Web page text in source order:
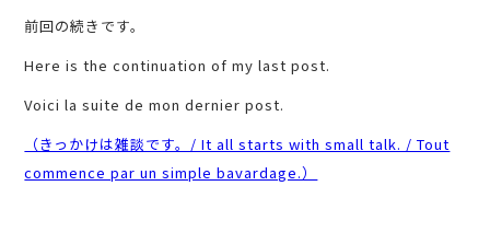
前回の続きです。
Here is the continuation of my last post.
Voici la suite de mon dernier post.
（きっかけは雑談です。/ It all starts with small talk. / Tout
commence par un simple bavardage.）